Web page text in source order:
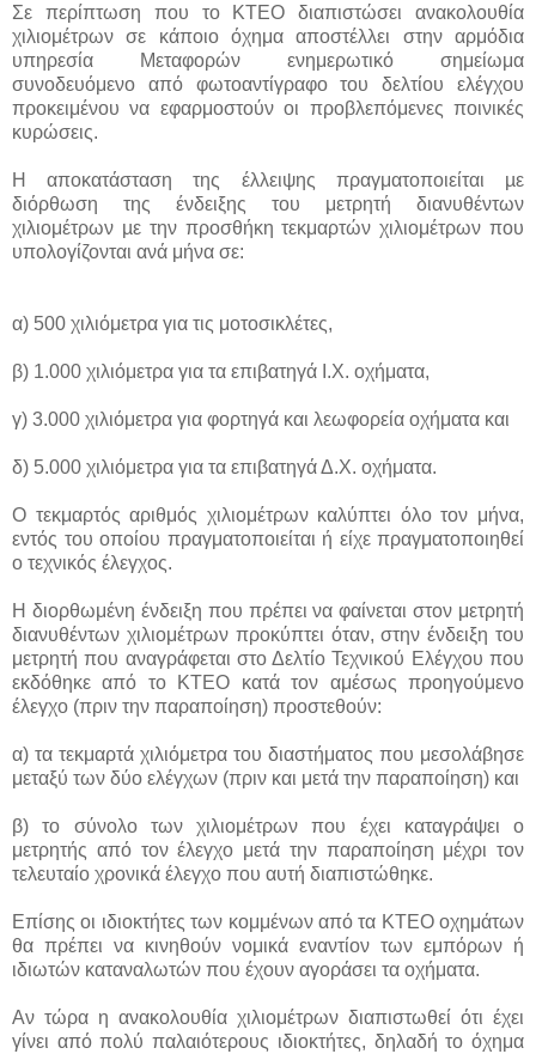
Σε περίπτωση που το ΚΤΕΟ διαπιστώσει ανακολουθία
χιλιομέτρων σε κάποιο όχημα αποστέλλει στην αρμόδια
υπηρεσία Μεταφορών ενημερωτικό σημείωμα
συνοδευόμενο από φωτοαντίγραφο του δελτίου ελέγχου
προκειμένου να εφαρμοστούν οι προβλεπόμενες ποινικές
κυρώσεις.
Η αποκατάσταση της έλλειψης πραγματοποιείται µε
διόρθωση της ένδειξης του μετρητή διανυθέντων
χιλιομέτρων µε την προσθήκη τεκμαρτών χιλιομέτρων που
υπολογίζονται ανά μήνα σε:
α) 500 χιλιόμετρα για τις μοτοσικλέτες,
β) 1.000 χιλιόμετρα για τα επιβατηγά Ι.Χ. οχήματα,
γ) 3.000 χιλιόμετρα για φορτηγά και λεωφορεία οχήματα και
δ) 5.000 χιλιόμετρα για τα επιβατηγά Δ.Χ. οχήματα.
Ο τεκμαρτός αριθμός χιλιομέτρων καλύπτει όλο τον μήνα,
εντός του οποίου πραγματοποιείται ή είχε πραγματοποιηθεί
ο τεχνικός έλεγχος.
Η διορθωμένη ένδειξη που πρέπει να φαίνεται στον μετρητή
διανυθέντων χιλιομέτρων προκύπτει όταν, στην ένδειξη του
μετρητή που αναγράφεται στο Δελτίο Τεχνικού Ελέγχου που
εκδόθηκε από το ΚΤΕΟ κατά τον αμέσως προηγούμενο
έλεγχο (πριν την παραποίηση) προστεθούν:
α) τα τεκμαρτά χιλιόμετρα του διαστήματος που μεσολάβησε
μεταξύ των δύο ελέγχων (πριν και μετά την παραποίηση) και
β) το σύνολο των χιλιομέτρων που έχει καταγράψει ο
μετρητής από τον έλεγχο μετά την παραποίηση μέχρι τον
τελευταίο χρονικά έλεγχο που αυτή διαπιστώθηκε.
Επίσης οι ιδιοκτήτες των κομμένων από τα ΚΤΕΟ οχημάτων
θα πρέπει να κινηθούν νομικά εναντίον των εμπόρων ή
ιδιωτών καταναλωτών που έχουν αγοράσει τα οχήματα.
Αν τώρα η ανακολουθία χιλιομέτρων διαπιστωθεί ότι έχει
γίνει από πολύ παλαιότερους ιδιοκτήτες, δηλαδή το όχημα